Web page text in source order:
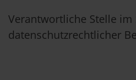
Verantwortliche Stelle im
datenschutzrechtlicher